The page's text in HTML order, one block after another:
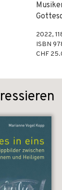
2022,
ISBN
CHF